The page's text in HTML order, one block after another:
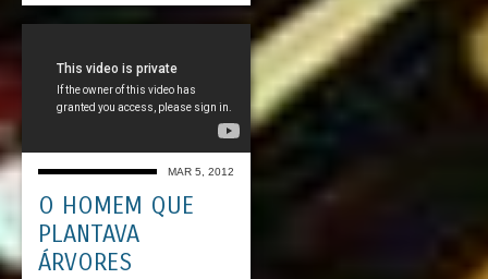
MAR 5, 2012
O HOMEM QUE
PLANTAVA
ÁRVORES